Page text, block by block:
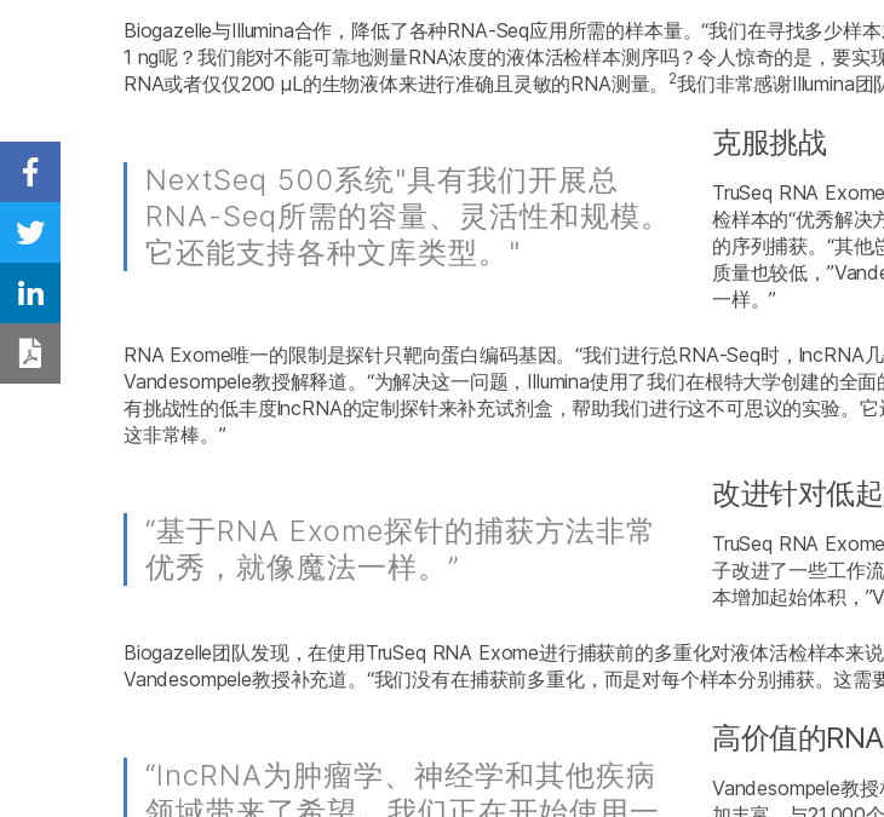
Share on Facebook
Share on Twitter
Share on Linkedin
Download PDF
Biogazelle与Illumina合作，降低了各种RNA-Seq应用所需的样本量。“我们在寻找多少样
1 ng呢？我们能对不能可靠地测量RNA浓度的液体活检样本测序吗？令人惊奇的是，要
RNA或者仅仅200 µL的生物液体来进行准确且灵敏的RNA测量。
2我们非常感谢Illumina团
NextSeq 500系统"具有我们开展总
RNA-Seq所需的容量、灵活性和规模。
它还能支持各种文库类型。"
克服挑战
TruSeq RNA
检样本的“优秀解决
的序列捕获。“其
质量也较低，
一样。”
RNA Exome唯一的限制是探针只靶向蛋白编码基因。“我们进行总RNA-Seq时，lncRNA
Vandesompele教授解释道。“为解决这一问题，Illumina使用了我们在根特大学创建的全
有挑战性的低丰度lncRNA的定制探针来补充试剂盒，帮助我们进行这不可思议的实验。
这非常棒。”
“基于RNA Exome探针的捕获方法非常
优秀，就像魔法一样。”
改进针对低
TruSeq RNA
子改进了一些工作
本增加起始体积，
Biogazelle团队发现，在使用TruSeq RNA Exome进行捕获前的多重化对液体活检样本来
Vandesompele教授补充道。“我们没有在捕获前多重化，而是对每个样本分别捕获。这
“lncRNA为肿瘤学、神经学和其他疾病
高价值的
Vandesompele教